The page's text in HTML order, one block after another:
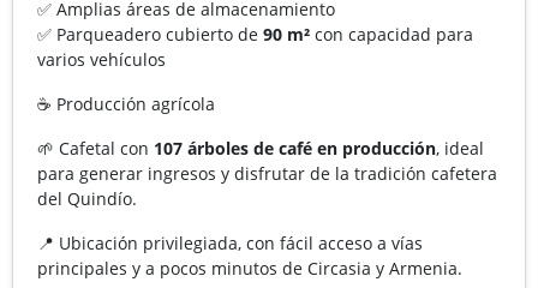
✅ Amplias áreas de almacenamiento
✅ Parqueadero cubierto de 90 m² con capacidad para
varios vehículos
☕ Producción agrícola
🌱 Cafetal con 107 árboles de café en producción, ideal
para generar ingresos y disfrutar de la tradición cafetera
del Quindío.
📍 Ubicación privilegiada, con fácil acceso a vías
principales y a pocos minutos de Circasia y Armenia.